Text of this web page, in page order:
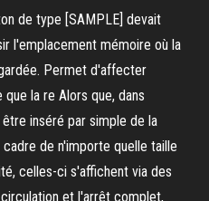
de type [SAMPLE] devait
l'emplacement mémoire où la
Permet d'affecter
la re Alors que, dans
inséré par simple de la
de n'importe quelle taille
celles-ci s'affichent via des
et l'arrêt complet,